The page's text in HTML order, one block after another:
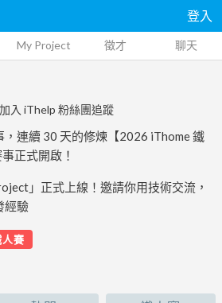
登入
My Project 徵才 聊天
入 iThelp 粉絲團追蹤
，連續 30 天的修煉【2026 iThome 鐵
正式開啟！
」正式上線！邀請你用技術交流，
經驗
賽